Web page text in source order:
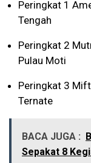
Peringkat 1
Tengah
Peringkat 2
Pulau Moti
Peringkat 3
Ternate
BACA JUGA :
Sepakat 8